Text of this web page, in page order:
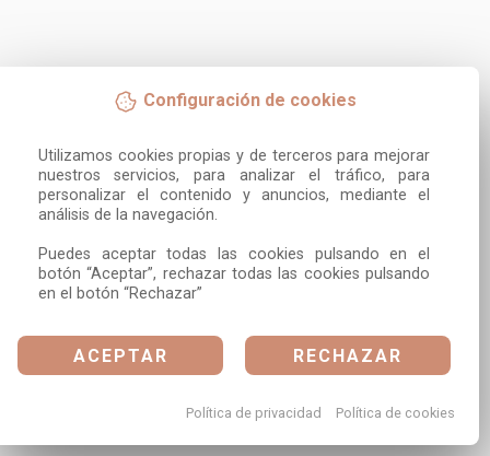
Configuración de cookies
Utilizamos cookies propias y de terceros para mejorar
nuestros servicios, para analizar el tráfico, para
personalizar el contenido y anuncios, mediante el
análisis de la navegación.
Puedes aceptar todas las cookies pulsando en el
botón “Aceptar”, rechazar todas las cookies pulsando
en el botón “Rechazar”
ACEPTAR RECHAZAR
Política de privacidad Política de cookies